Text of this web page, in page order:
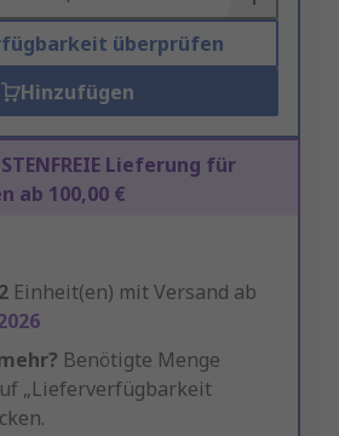
überprüfen
Hinzufügen
Lieferung für
ab 100,00 €
2 Einheit(en) mit Versand ab
Benötigte Menge
„Lieferverfügbarkeit